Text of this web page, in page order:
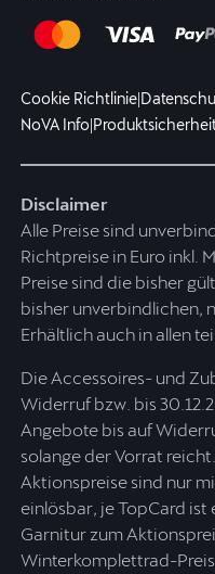
Cookie Richtlinie|
NoVA Info|
Disclaimer
Alle Preise sind
Richtpreise in Euro inkl.
Preise sind die bisher
bisher unverbindlichen,
Erhältlich auch in allen
Die Accessoires- und
Widerruf bzw. bis
Angebote bis auf
solange der Vorrat
Aktionspreise sind nur
einlösbar, je TopCard
Garnitur zum
Winterkomplettrad-